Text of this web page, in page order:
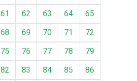
61 62 63 64
65
68 69 70 71
72
75 76 77 78
79
82 83 84 85
86